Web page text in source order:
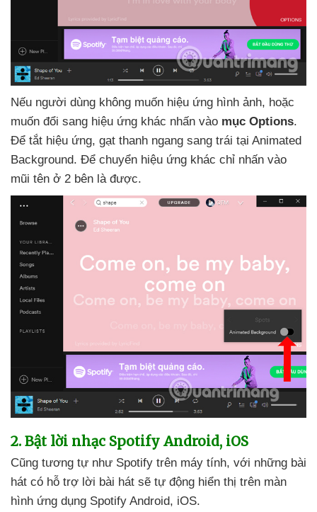
Nếu người dùng không muốn hiệu ứng hình ảnh, hoặc
muốn đổi sang hiệu ứng khác nhấn vào mục Options.
Để tắt hiệu ứng, gạt thanh ngang sang trái tại Animated
Background. Để chuyển hiệu ứng khác chỉ nhấn vào
mũi tên ở 2 bên là được.
2. Bật lời nhạc Spotify Android, iOS
Cũng tương tự như Spotify trên máy tính, với những bài
hát có hỗ trợ lời bài hát sẽ tự động hiển thị trên màn
hình ứng dụng Spotify Android, iOS.